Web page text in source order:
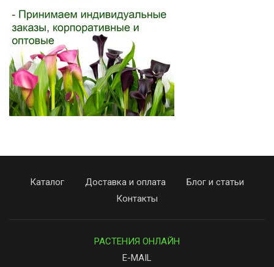
Каталог Доставка и оплата
Блог и статьи
Контакты
РАСТЕНИЯ ОНЛАЙН
E-MAIL